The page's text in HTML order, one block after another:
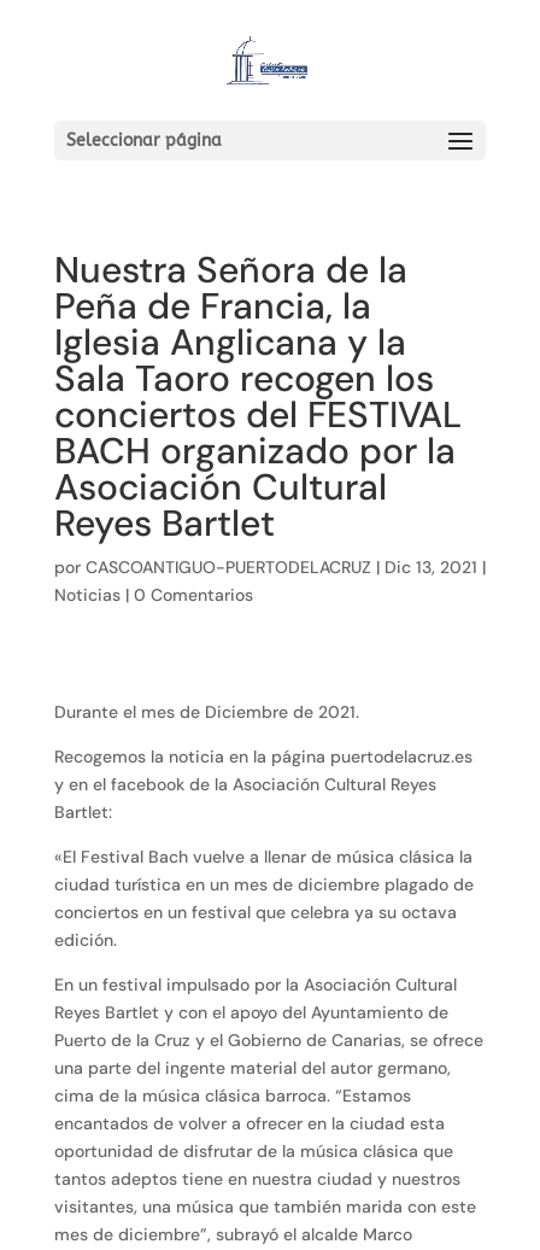
Seleccionar página
Nuestra Señora de la
Peña de Francia, la
Iglesia Anglicana y la
Sala Taoro recogen los
conciertos del FESTIVAL
BACH organizado por la
Asociación Cultural
Reyes Bartlet
por CASCOANTIGUO-PUERTODELACRUZ | Dic 13, 2021 |
Noticias| 0 Comentarios
Durante el mes de Diciembre de 2021.
Recogemos la noticia en la página puertodelacruz.es
y en el facebook de la Asociación Cultural Reyes
Bartlet:
«El Festival Bach vuelve a llenar de música clásica la
ciudad turística en un mes de diciembre plagado de
conciertos en un festival que celebra ya su octava
edición.
En un festival impulsado por la Asociación Cultural
Reyes Bartlet y con el apoyo del Ayuntamiento de
Puerto de la Cruz y el Gobierno de Canarias, se ofrece
una parte del ingente material del autor germano,
cima de la música clásica barroca. “Estamos
encantados de volver a ofrecer en la ciudad esta
oportunidad de disfrutar de la música clásica que
tantos adeptos tiene en nuestra ciudad y nuestros
visitantes, una música que también marida con este
mes de diciembre”, subrayó el alcalde Marco